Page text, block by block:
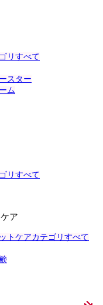
リすべて
スター
ム
リすべて
ア
トケアカテゴリすべて